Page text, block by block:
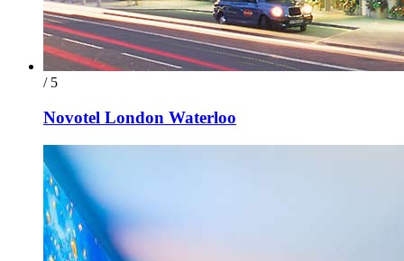
/ 5
Novotel London Waterloo